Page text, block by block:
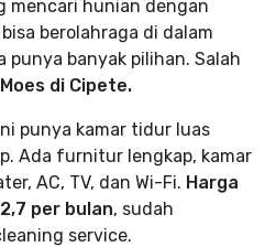
mencari hunian dengan
berolahraga di dalam
punya banyak pilihan. Salah
di Cipete.
punya kamar tidur luas
Ada furnitur lengkap, kamar
AC, TV, dan Wi-Fi. Harga
per bulan, sudah
service.